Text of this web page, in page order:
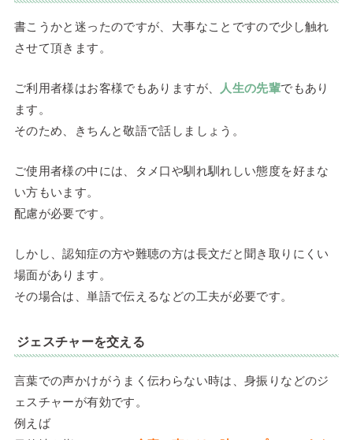
書こうかと迷ったのですが、大事なことですので少し触れ
させて頂きます。
ご利用者様はお客様でもありますが、 人生の先輩でもあり
ます。
そのため、きちんと敬語で話しましょう。
ご使用者様の中には、タメ口や馴れ馴れしい態度を好まな
い方もいます。
配慮が必要です。
しかし、認知症の方や難聴の方は長文だと聞き取りにくい
場面があります。
その場合は、単語で伝えるなどの工夫が必要です。
ジェスチャーを交える
言葉での声かけがうまく伝わらない時は、身振りなどのジ
ェスチャーが有効です。
例えば